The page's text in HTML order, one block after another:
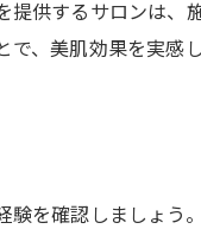
供するサロンは、
、美肌効果を実感し
を確認しましょう